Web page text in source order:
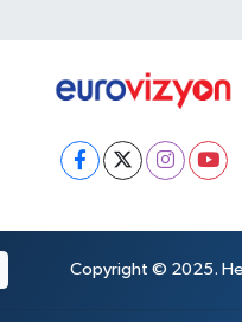
Copyright © 2025. Her